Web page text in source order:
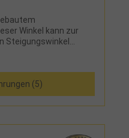
Winkel kann zur
Steigungswinkel
Klemmhalter auf
(5)